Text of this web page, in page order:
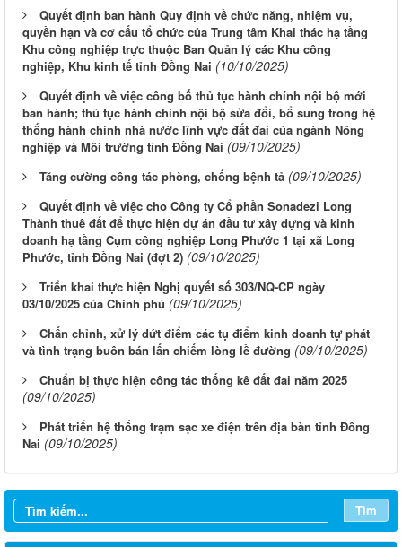
Quyết định ban hành Quy định về chức năng, nhiệm vụ,
quyền hạn và cơ cấu tổ chức của Trung tâm Khai thác hạ tầng
Khu công nghiệp trực thuộc Ban Quản lý các Khu công
nghiệp, Khu kinh tế tỉnh Đồng Nai (10/10/2025)
Quyết định về việc công bố thủ tục hành chính nội bộ mới
ban hành; thủ tục hành chính nội bộ sửa đổi, bổ sung trong hệ
thống hành chính nhà nước lĩnh vực đất đai của ngành Nông
nghiệp và Môi trường tỉnh Đồng Nai (09/10/2025)
Tăng cường công tác phòng, chống bệnh tả (09/10/2025)
Quyết định về việc cho Công ty Cổ phần Sonadezi Long
Thành thuê đất để thực hiện dự án đầu tư xây dựng và kinh
doanh hạ tầng Cụm công nghiệp Long Phước 1 tại xã Long
Phước, tỉnh Đồng Nai (đợt 2) (09/10/2025)
Triển khai thực hiện Nghị quyết số 303/NQ-CP ngày
03/10/2025 của Chính phủ (09/10/2025)
Chấn chỉnh, xử lý dứt điểm các tụ điểm kinh doanh tự phát
và tình trạng buôn bán lấn chiếm lòng lề đường (09/10/2025)
Chuẩn bị thực hiện công tác thống kê đất đai năm 2025
(09/10/2025)
Phát triển hệ thống trạm sạc xe điện trên địa bàn tỉnh Đồng
Nai (09/10/2025)
Tìm
Từ ngày 03/8/2026 đến ngày 09/8/2026
Từ ngày 20/7/2026 đến ngày 26/7/2026